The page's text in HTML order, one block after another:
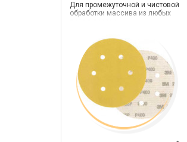
Для промежуточной и чистовой
обработки массива из любых